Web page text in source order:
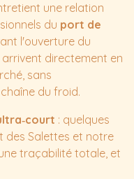
une relation
du port de
l'ouverture du
directement en
sans
du froid.
: quelques
des Salettes et notre
traçabilité totale, et